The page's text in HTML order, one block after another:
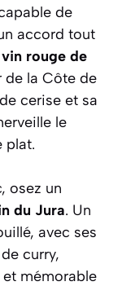
de
accord tout
vin rouge de
de la Côte de
cerise et sa
le
plat.
osez un
du Jura. Un
avec ses
curry,
mémorable